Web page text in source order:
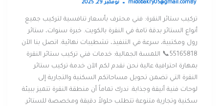
midobakry05@gmail.com نوفمبر 29, 2025
تركيب ستائر النقرة: فني محترف بأسعار تنافسية لتركيب جميع
أنواع الستائر بدقة تامة في النقرة بالكويت. خبرة سنوات، ستائر
رول ومكتبية، سرعة في التنفيذ، تشطيبات نهائية. اتصل بنا الآن
55165818📞 اللمسة الجمالية: خدمات فني تركيب ستائر النقرة
بمهارة احترافية عالية نحن نقدم لكم الآن خدمة تركيب ستائر
النقرة التي تضمن تحويل مساحاتكم السكنية والتجارية إلى
لوحات فنية أنيقة وجذابة. ندرك تماماً أن منطقة النقرة تتميز ببيئة
سكنية وتجارية متنوعة تتطلب حلولاً دقيقة ومخصصة للستائر.